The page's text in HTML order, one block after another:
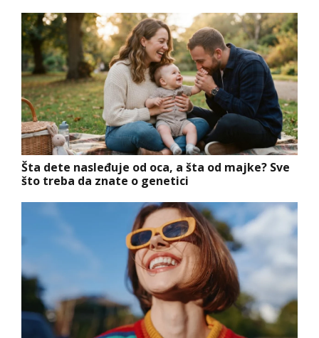
Šta dete nasleđuje od oca, a šta od majke? Sve
što treba da znate o genetici